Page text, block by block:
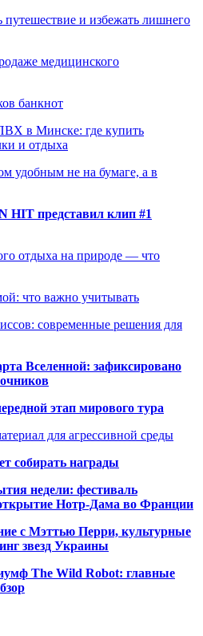
путешествие и избежать лишнего
медицинского
банкнот
в Минске: где купить
и отдыха
удобным не на бумаге, а в
HIT представил клип #1
отдыха на природе — что
что важно учитывать
современные решения для
Вселенной: зафиксировано
этап мирового тура
для агрессивной среды
собирать награды
недели: фестиваль
Нотр-Дама во Франции
с Мэттью Перри, культурные
звезд Украины
The Wild Robot: главные